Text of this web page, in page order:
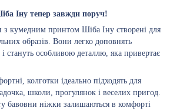
Іну тепер завжди поруч!
з кумедним принтом Шіба Іну створені для
образів. Вони легко доповнять
стануть особливою деталлю, яка привертає
колготки ідеально підходять для
школи, прогулянок і веселих пригод.
бавовни ніжки залишаються в комфорті